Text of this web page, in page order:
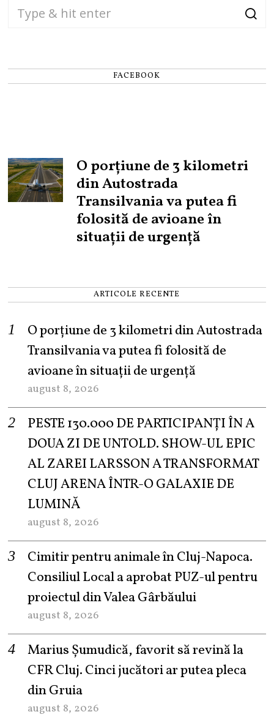
FACEBOOK
O porțiune de 3 kilometri
din Autostrada
Transilvania va putea fi
folosită de avioane în
situații de urgență
ARTICOLE RECENTE
O porțiune de 3 kilometri din Autostrada
Transilvania va putea fi folosită de
avioane în situații de urgență
august 8, 2026
PESTE 130.000 DE PARTICIPANȚI ÎN A
DOUA ZI DE UNTOLD. SHOW-UL EPIC
AL ZAREI LARSSON A TRANSFORMAT
CLUJ ARENA ÎNTR-O GALAXIE DE
LUMINĂ
august 8, 2026
Cimitir pentru animale în Cluj-Napoca.
Consiliul Local a aprobat PUZ-ul pentru
proiectul din Valea Gârbăului
august 8, 2026
Marius Șumudică, favorit să revină la
CFR Cluj. Cinci jucători ar putea pleca
din Gruia
august 8, 2026